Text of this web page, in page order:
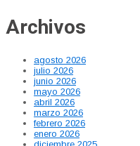
Archivos
agosto 2026
julio 2026
junio 2026
mayo 2026
abril 2026
marzo 2026
febrero 2026
enero 2026